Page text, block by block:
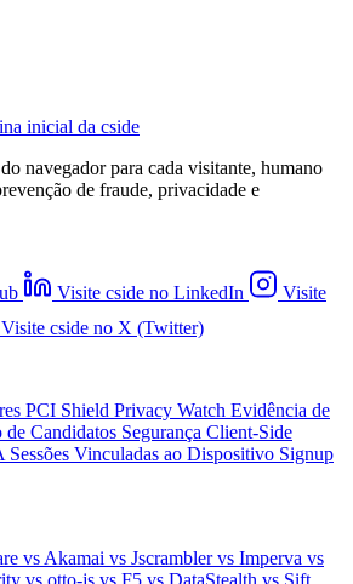
inicial da cside
navegador para cada visitante, humano
de fraude, privacidade e
Visite cside no LinkedIn
Visite
Visite cside no X (Twitter)
PCI Shield Privacy Watch Evidência de
de Candidatos Segurança Client-Side
Sessões Vinculadas ao Dispositivo Signup
vs Akamai vs Jscramblervs Imperva vs